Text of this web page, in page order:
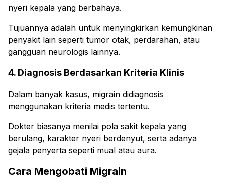
nyeri kepala yang berbahaya.
Tujuannya adalah untuk menyingkirkan kemungkinan
penyakit lain seperti tumor otak, perdarahan, atau
gangguan neurologis lainnya.
4. Diagnosis Berdasarkan Kriteria Klinis
Dalam banyak kasus, migrain didiagnosis
menggunakan kriteria medis tertentu.
Dokter biasanya menilai pola sakit kepala yang
berulang, karakter nyeri berdenyut, serta adanya
gejala penyerta seperti mual atau aura.
Cara Mengobati Migrain